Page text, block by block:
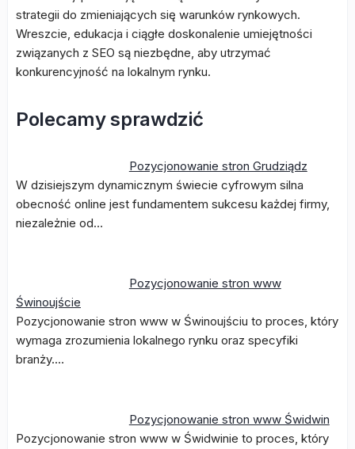
strategii do zmieniających się warunków rynkowych.
Wreszcie, edukacja i ciągłe doskonalenie umiejętności
związanych z SEO są niezbędne, aby utrzymać
konkurencyjność na lokalnym rynku.
Polecamy sprawdzić
Pozycjonowanie stron Grudziądz
W dzisiejszym dynamicznym świecie cyfrowym silna
obecność online jest fundamentem sukcesu każdej firmy,
niezależnie od…
Pozycjonowanie stron www
Świnoujście
Pozycjonowanie stron www w Świnoujściu to proces, który
wymaga zrozumienia lokalnego rynku oraz specyfiki
branży.…
Pozycjonowanie stron www Świdwin
Pozycjonowanie stron www w Świdwinie to proces, który